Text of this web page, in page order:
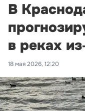
В
в реках
18 мая 2026, 12:20